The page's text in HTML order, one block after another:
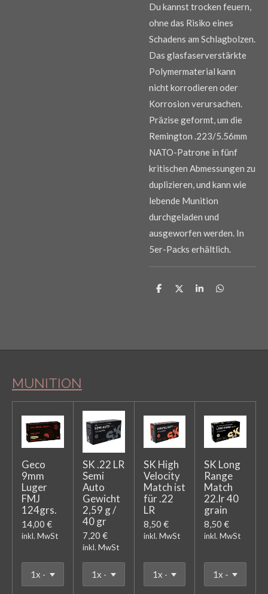
Du kannst trocken feuern,
ohne das Risiko eines
Schadens am Schlagbolzen.
Das glasfaserverstärkte
Polymermaterial kann
nicht korrodieren oder
Korrosion verursachen.
Präzise geformt, um die
Remington .223/5.56mm
NATO-Patrone in fünf
kritischen Abmessungen zu
duplizieren, und kann wie
lebende Munition
durchgeladen und
ausgeworfen werden. In
5er-Packs erhältlich.
T
T
T
T
MUNITION
Geco
9mm
Luger
FMJ
124grs.
14,00 €
inkl. MwSt
SK .22 LR
Semi
Auto
Gewicht
2,59 g /
40 gr
7,20 €
inkl. MwSt
SK High
Velocity
Match ist
für .22
LR
8,50 €
inkl. MwSt
SK Long
Range
Match
22.lr 40
grain
8,50 €
inkl. MwSt